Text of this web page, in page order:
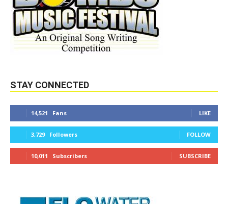
STAY CONNECTED
14,521 Fans LIKE
3,729 Followers FOLLOW
10,011 Subscribers SUBSCRIBE